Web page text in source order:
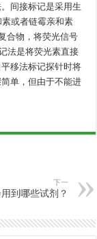
间接标记是采用生
或者链霉亲和素
合物，将荧光信号
法是将荧光素直接
移法标记探针时将
单，但由于不能进
下一
到哪些试剂？